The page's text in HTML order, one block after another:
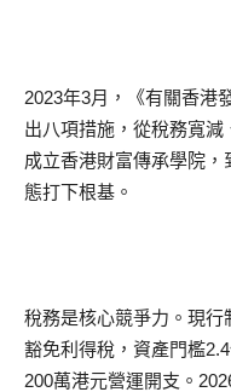
2023年3月，《有關香港
出八項措施，從稅務寬減
成立香港財富傳承學院
態打下根基。
稅務是核心競爭力。現
豁免利得稅，資產門檻
200萬港元營運開支。